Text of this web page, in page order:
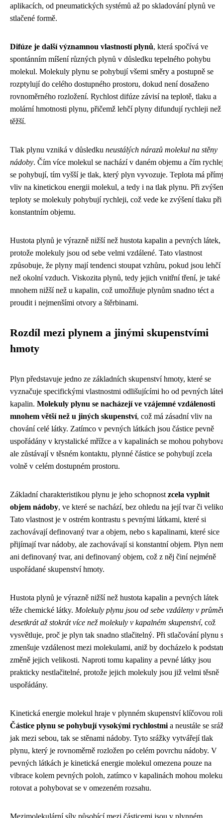
aplikacích, od pneumatických systémů až po skladování plynů ve
stlačené formě.
Difúze je další významnou vlastností plynů, která spočívá ve
spontánním míšení různých plynů v důsledku tepelného pohybu
molekul. Molekuly plynu se pohybují všemi směry a postupně se
rozptylují do celého dostupného prostoru, dokud není dosaženo
rovnoměrného rozložení. Rychlost difúze závisí na teplotě, tlaku a
molární hmotnosti plynu, přičemž lehčí plyny difundují rychleji než
těžší.
Tlak plynu vzniká v důsledku neustálých nárazů molekul na stěny
nádoby. Čím více molekul se nachází v daném objemu a čím
se pohybují, tím vyšší je tlak, který plyn vyvozuje. Teplota má
vliv na kinetickou energii molekul, a tedy i na tlak plynu. Při
teploty se molekuly pohybují rychleji, což vede ke zvýšení tlaku při
konstantním objemu.
Hustota plynů je výrazně nižší než hustota kapalin a pevných látek,
protože molekuly jsou od sebe velmi vzdálené. Tato vlastnost
způsobuje, že plyny mají tendenci stoupat vzhůru, pokud jsou lehčí
než okolní vzduch. Viskozita plynů, tedy jejich vnitřní tření, je také
mnohem nižší než u kapalin, což umožňuje plynům snadno téct a
proudit i nejmenšími otvory a štěrbinami.
Rozdíl mezi plynem a jinými skupenstvími
hmoty
Plyn představuje jedno ze základních skupenství hmoty, které se
vyznačuje specifickými vlastnostmi odlišujícími ho od pevných
kapalin. Molekuly plynu se nacházejí ve vzájemné vzdálenosti
mnohem větší než u jiných skupenství, což má zásadní vliv na
chování celé látky. Zatímco v pevných látkách jsou částice pevně
uspořádány v krystalické mřížce a v kapalinách se mohou
ale zůstávají v těsném kontaktu, plynné částice se pohybují zcela
volně v celém dostupném prostoru.
Základní charakteristikou plynu je jeho schopnost zcela vyplnit
objem nádoby, ve které se nachází, bez ohledu na její tvar či
Tato vlastnost je v ostrém kontrastu s pevnými látkami, které si
zachovávají definovaný tvar a objem, nebo s kapalinami, které sice
přijímají tvar nádoby, ale zachovávají si konstantní objem. Plyn
ani definovaný tvar, ani definovaný objem, což z něj činí nejméně
uspořádané skupenství hmoty.
Hustota plynů je výrazně nižší než hustota kapalin a pevných látek
téže chemické látky. Molekuly plynu jsou od sebe vzdáleny v
desetkrát až stokrát více než molekuly v kapalném skupenství, což
vysvětluje, proč je plyn tak snadno stlačitelný. Při stlačování plynu
zmenšuje vzdálenost mezi molekulami, aniž by docházelo k
změně jejich velikosti. Naproti tomu kapaliny a pevné látky jsou
prakticky nestlačitelné, protože jejich molekuly jsou již velmi těsně
uspořádány.
Kinetická energie molekul hraje v plynném skupenství klíčovou
Částice plynu se pohybují vysokými rychlostmi a neustále se
jak mezi sebou, tak se stěnami nádoby. Tyto srážky vytvářejí tlak
plynu, který je rovnoměrně rozložen po celém povrchu nádoby. V
pevných látkách je kinetická energie molekul omezena pouze na
vibrace kolem pevných poloh, zatímco v kapalinách mohou
rotovat a pohybovat se v omezeném rozsahu.